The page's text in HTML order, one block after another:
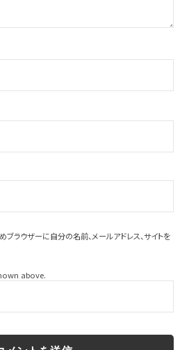
ブラウザーに自分の名前、メールアドレス、サイトを
above.